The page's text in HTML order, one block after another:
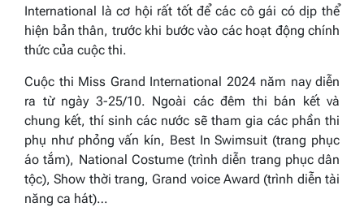
International là cơ hội rất tốt để các cô gái có dịp thể
hiện bản thân, trước khi bước vào các hoạt động chính
thức của cuộc thi.
Cuộc thi Miss Grand International 2024 năm nay diễn
ra từ ngày 3-25/10. Ngoài các đêm thi bán kết và
chung kết, thí sinh các nước sẽ tham gia các phần thi
phụ như phỏng vấn kín, Best In Swimsuit (trang phục
áo tắm), National Costume (trình diễn trang phục dân
tộc), Show thời trang, Grand voice Award (trình diễn tài
năng ca hát)…